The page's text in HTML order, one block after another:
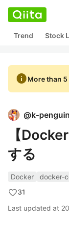
Trend Stock
infoMore than
@k-
【
する
Docker
docker-
31
Last updated at